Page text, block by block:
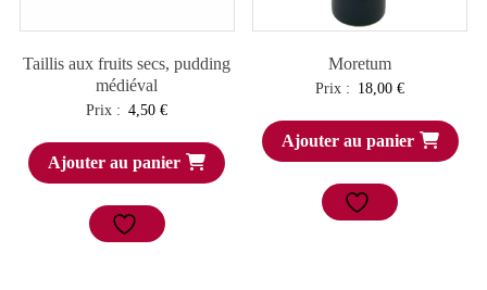
Taillis aux fruits secs, pudding
médiéval
Prix : 4,50€
Ajouter au panier
Moretum
Prix : 18,00€
Ajouter au panier